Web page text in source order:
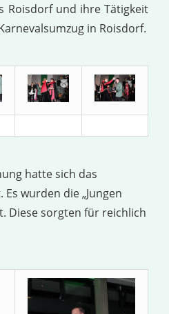
Roisdorf und ihre Tätigkeit
in Roisdorf.
hatte sich das
wurden die „Jungen
Diese sorgten für reichlich